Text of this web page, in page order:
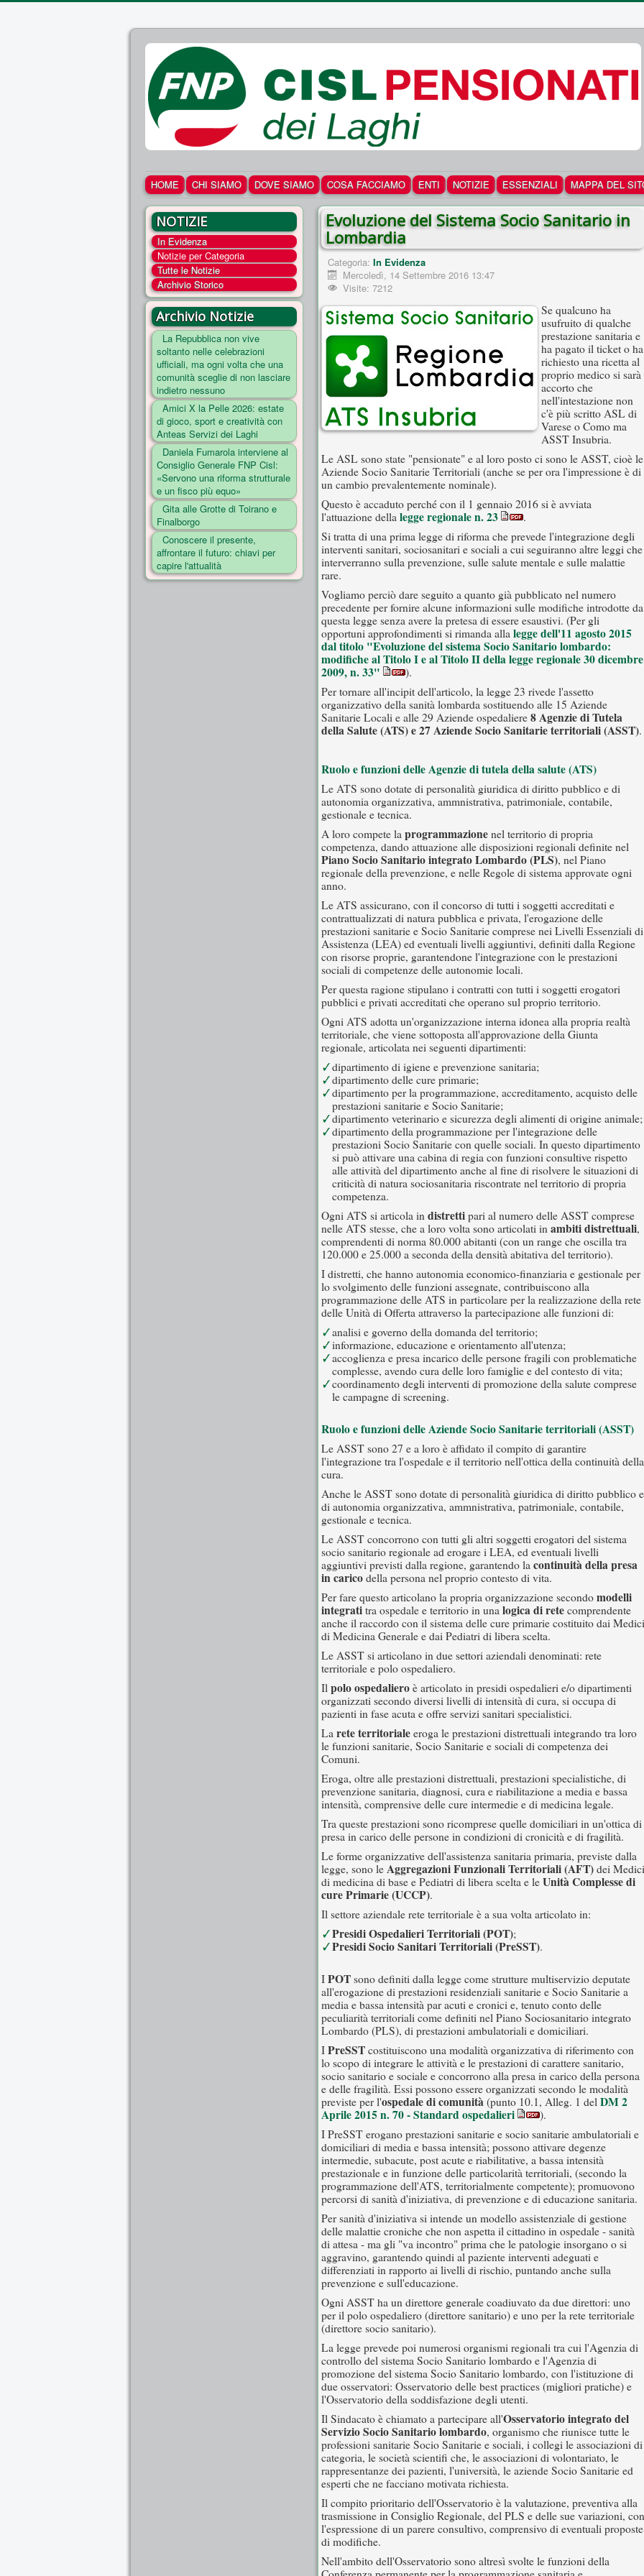
HOME CHI SIAMO DOVE SIAMO COSA FACCIAMO ENTI NOTIZIE ESSENZIALI MAPPA DEL
NOTIZIE
In Evidenza
Notizie per Categoria
Tutte le Notizie
Archivio Storico
Archivio Notizie
La Repubblica non vive
soltanto nelle celebrazioni
ufficiali, ma ogni volta che una
comunità sceglie di non lasciare
indietro nessuno
Amici X la Pelle 2026: estate
di gioco, sport e creatività con
Anteas Servizi dei Laghi
Daniela Fumarola interviene al
Consiglio Generale FNP Cisl:
«Servono una riforma strutturale
e un fisco più equo»
Gita alle Grotte di Toirano e
Finalborgo
Conoscere il presente,
affrontare il futuro: chiavi per
capire l'attualità
Evoluzione del Sistema Socio Sanitario in
Lombardia
Categoria: In Evidenza
Mercoledì, 14 Settembre 2016 13:47
Visite: 7212
Se qualcuno ha
usufruito di qualche
prestazione sanitaria e
ha pagato il ticket o ha
richiesto una ricetta al
proprio medico si sarà
accorto che
nell'intestazione non
c'è più scritto ASL di
Varese o Como ma
ASST Insubria.
Le ASL sono state "pensionate" e al loro posto ci sono le ASST, cioè le
Aziende Socio Sanitarie Territoriali (anche se per ora l'impressione è di
un cambio prevalentemente nominale).
Questo è accaduto perché con il 1 gennaio 2016 si è avviata
l'attuazione della legge regionale n. 23
.
Si tratta di una prima legge di riforma che prevede l'integrazione degli
interventi sanitari, sociosanitari e sociali a cui seguiranno altre leggi che
interverranno sulla prevenzione, sulle salute mentale e sulle malattie
rare.
Vogliamo perciò dare seguito a quanto già pubblicato nel numero
precedente per fornire alcune informazioni sulle modifiche introdotte da
questa legge senza avere la pretesa di essere esaustivi. (Per gli
opportuni approfondimenti si rimanda alla legge dell'11 agosto 2015
dal titolo "Evoluzione del sistema Socio Sanitario lombardo:
modifiche al Titolo I e al Titolo II della legge regionale 30 dicembre
2009, n. 33"
).
Per tornare all'incipit dell'articolo, la legge 23 rivede l'assetto
organizzativo della sanità lombarda sostituendo alle 15 Aziende
Sanitarie Locali e alle 29 Aziende ospedaliere 8 Agenzie di Tutela
della Salute (ATS) e 27 Aziende Socio Sanitarie territoriali (ASST).
Ruolo e funzioni delle Agenzie di tutela della salute (ATS)
Le ATS sono dotate di personalità giuridica di diritto pubblico e di
autonomia organizzativa, ammnistrativa, patrimoniale, contabile,
gestionale e tecnica.
A loro compete la programmazione nel territorio di propria
competenza, dando attuazione alle disposizioni regionali definite nel
Piano Socio Sanitario integrato Lombardo (PLS), nel Piano
regionale della prevenzione, e nelle Regole di sistema approvate ogni
anno.
Le ATS assicurano, con il concorso di tutti i soggetti accreditati e
contrattualizzati di natura pubblica e privata, l'erogazione delle
prestazioni sanitarie e Socio Sanitarie comprese nei Livelli Essenziali di
Assistenza (LEA) ed eventuali livelli aggiuntivi, definiti dalla Regione
con risorse proprie, garantendone l'integrazione con le prestazioni
sociali di competenze delle autonomie locali.
Per questa ragione stipulano i contratti con tutti i soggetti erogatori
pubblici e privati accreditati che operano sul proprio territorio.
Ogni ATS adotta un'organizzazione interna idonea alla propria realtà
territoriale, che viene sottoposta all'approvazione della Giunta
regionale, articolata nei seguenti dipartimenti:
dipartimento di igiene e prevenzione sanitaria;
dipartimento delle cure primarie;
dipartimento per la programmazione, accreditamento, acquisto delle
prestazioni sanitarie e Socio Sanitarie;
dipartimento veterinario e sicurezza degli alimenti di origine animale;
dipartimento della programmazione per l'integrazione delle
prestazioni Socio Sanitarie con quelle sociali. In questo dipartimento
si può attivare una cabina di regia con funzioni consultive rispetto
alle attività del dipartimento anche al fine di risolvere le situazioni di
criticità di natura sociosanitaria riscontrate nel territorio di propria
competenza.
Ogni ATS si articola in distretti pari al numero delle ASST comprese
nelle ATS stesse, che a loro volta sono articolati in ambiti distrettuali,
comprendenti di norma 80.000 abitanti (con un range che oscilla tra
120.000 e 25.000 a seconda della densità abitativa del territorio).
I distretti, che hanno autonomia economico-finanziaria e gestionale per
lo svolgimento delle funzioni assegnate, contribuiscono alla
programmazione delle ATS in particolare per la realizzazione della rete
delle Unità di Offerta attraverso la partecipazione alle funzioni di:
analisi e governo della domanda del territorio;
informazione, educazione e orientamento all'utenza;
accoglienza e presa incarico delle persone fragili con problematiche
complesse, avendo cura delle loro famiglie e del contesto di vita;
coordinamento degli interventi di promozione della salute comprese
le campagne di screening.
Ruolo e funzioni delle Aziende Socio Sanitarie territoriali (ASST)
Le ASST sono 27 e a loro è affidato il compito di garantire
l'integrazione tra l'ospedale e il territorio nell'ottica della continuità della
cura.
Anche le ASST sono dotate di personalità giuridica di diritto pubblico e
di autonomia organizzativa, ammnistrativa, patrimoniale, contabile,
gestionale e tecnica.
Le ASST concorrono con tutti gli altri soggetti erogatori del sistema
socio sanitario regionale ad erogare i LEA, ed eventuali livelli
aggiuntivi previsti dalla regione, garantendo la continuità della presa
in carico della persona nel proprio contesto di vita.
Per fare questo articolano la propria organizzazione secondo modelli
integrati tra ospedale e territorio in una logica di rete comprendente
anche il raccordo con il sistema delle cure primarie costituito dai Medici
di Medicina Generale e dai Pediatri di libera scelta.
Le ASST si articolano in due settori aziendali denominati: rete
territoriale e polo ospedaliero.
Il polo ospedaliero è articolato in presidi ospedalieri e/o dipartimenti
organizzati secondo diversi livelli di intensità di cura, si occupa di
pazienti in fase acuta e offre servizi sanitari specialistici.
La rete territoriale eroga le prestazioni distrettuali integrando tra loro
le funzioni sanitarie, Socio Sanitarie e sociali di competenza dei
Comuni.
Eroga, oltre alle prestazioni distrettuali, prestazioni specialistiche, di
prevenzione sanitaria, diagnosi, cura e riabilitazione a media e bassa
intensità, comprensive delle cure intermedie e di medicina legale.
Tra queste prestazioni sono ricomprese quelle domiciliari in un'ottica di
presa in carico delle persone in condizioni di cronicità e di fragilità.
Le forme organizzative dell'assistenza sanitaria primaria, previste dalla
legge, sono le Aggregazioni Funzionali Territoriali (AFT) dei Medici
di medicina di base e Pediatri di libera scelta e le Unità Complesse di
cure Primarie (UCCP).
Il settore aziendale rete territoriale è a sua volta articolato in:
Presidi Ospedalieri Territoriali (POT);
Presidi Socio Sanitari Territoriali (PreSST).
I POT sono definiti dalla legge come strutture multiservizio deputate
all'erogazione di prestazioni residenziali sanitarie e Socio Sanitarie a
media e bassa intensità par acuti e cronici e, tenuto conto delle
peculiarità territoriali come definiti nel Piano Sociosanitario integrato
Lombardo (PLS), di prestazioni ambulatoriali e domiciliari.
I PreSST costituiscono una modalità organizzativa di riferimento con
lo scopo di integrare le attività e le prestazioni di carattere sanitario,
socio sanitario e sociale e concorrono alla presa in carico della persona
e delle fragilità. Essi possono essere organizzati secondo le modalità
previste per l'ospedale di comunità (punto 10.1, Alleg. 1 del DM 2
Aprile 2015 n. 70 - Standard ospedalieri
).
I PreSST erogano prestazioni sanitarie e socio sanitarie ambulatoriali e
domiciliari di media e bassa intensità; possono attivare degenze
intermedie, subacute, post acute e riabilitative, a bassa intensità
prestazionale e in funzione delle particolarità territoriali, (secondo la
programmazione dell'ATS, territorialmente competente); promuovono
percorsi di sanità d'iniziativa, di prevenzione e di educazione sanitaria.
Per sanità d'iniziativa si intende un modello assistenziale di gestione
delle malattie croniche che non aspetta il cittadino in ospedale - sanità
di attesa - ma gli "va incontro" prima che le patologie insorgano o si
aggravino, garantendo quindi al paziente interventi adeguati e
differenziati in rapporto ai livelli di rischio, puntando anche sulla
prevenzione e sull'educazione.
Ogni ASST ha un direttore generale coadiuvato da due direttori: uno
per il polo ospedaliero (direttore sanitario) e uno per la rete territoriale
(direttore socio sanitario).
La legge prevede poi numerosi organismi regionali tra cui l'Agenzia di
controllo del sistema Socio Sanitario lombardo e l'Agenzia di
promozione del sistema Socio Sanitario lombardo, con l'istituzione di
due osservatori: Osservatorio delle best practices (migliori pratiche) e
l'Osservatorio della soddisfazione degli utenti.
Il Sindacato è chiamato a partecipare all'Osservatorio integrato del
Servizio Socio Sanitario lombardo, organismo che riunisce tutte le
professioni sanitarie Socio Sanitarie e sociali, i collegi le associazioni di
categoria, le società scientifi che, le associazioni di volontariato, le
rappresentanze dei pazienti, l'università, le aziende Socio Sanitarie ed
esperti che ne facciano motivata richiesta.
Il compito prioritario dell'Osservatorio è la valutazione, preventiva alla
trasmissione in Consiglio Regionale, del PLS e delle sue variazioni, con
l'espressione di un parere consultivo, comprensivo di eventuali proposte
di modifiche.
Nell'ambito dell'Osservatorio sono altresì svolte le funzioni della